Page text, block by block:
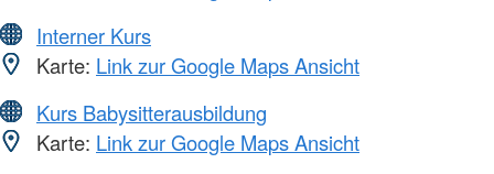
Interner Kurs
Karte: Link zur Google Maps Ansicht
Kurs Babysitterausbildung
Karte: Link zur Google Maps Ansicht